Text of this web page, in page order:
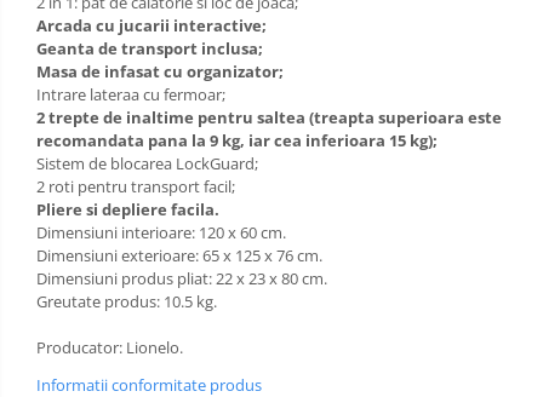
Arcada cu jucarii interactive;
Geanta de transport inclusa;
Masa de infasat cu organizator;
Intrare lateraa cu fermoar;
2 trepte de inaltime pentru saltea (treapta superioara este
recomandata pana la 9 kg, iar cea inferioara 15 kg);
Sistem de blocarea LockGuard;
2 roti pentru transport facil;
Pliere si depliere facila.
Dimensiuni interioare: 120 x 60 cm.
Dimensiuni exterioare: 65 x 125 x 76 cm.
Dimensiuni produs pliat: 22 x 23 x 80 cm.
Greutate produs: 10.5 kg.
Producator: Lionelo.
Informatii conformitate produs